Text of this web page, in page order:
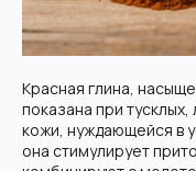
Красная глина,
показана при
кожи, нуждающейся в
она стимулирует